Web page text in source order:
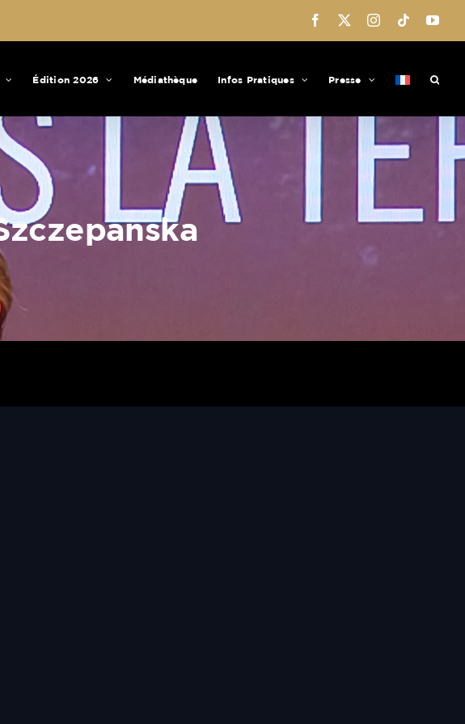
Facebook Instagram
Tiktok
Édition 2026 Médiathèque Infos Pratiques Presse